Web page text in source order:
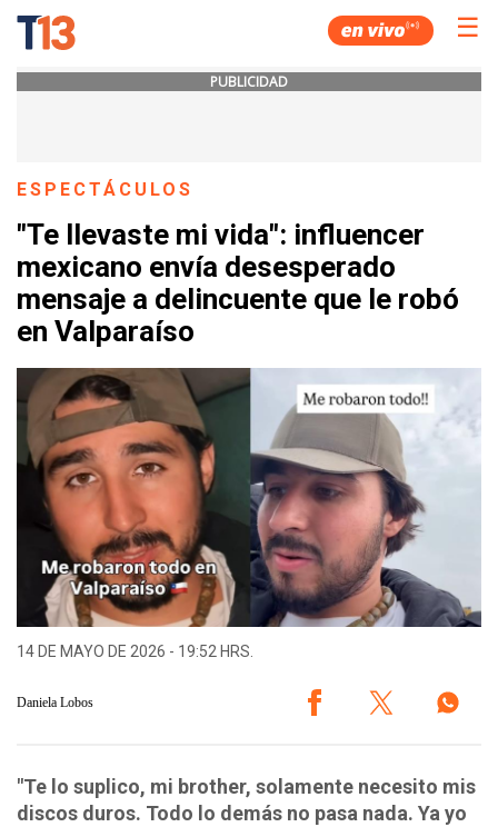
☰
PUBLICIDAD
ESPECTÁCULOS
"Te llevaste mi vida": influencer
mexicano envía desesperado
mensaje a delincuente que le robó
en Valparaíso
14 DE MAYO DE 2026 - 19:52 HRS.
Daniela Lobos
"Te lo suplico, mi brother, solamente necesito mis
discos duros. Todo lo demás no pasa nada. Ya yo